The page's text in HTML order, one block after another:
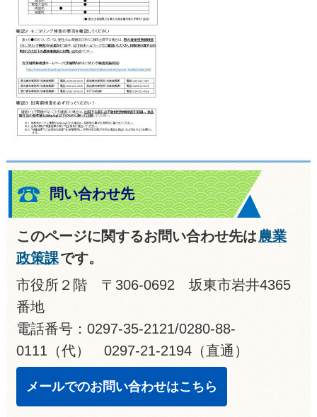
問い合わせ先
このページに関するお問い合わせ先は農業
政策課です。
市役所２階 〒306-0692 坂東市岩井4365
番地
電話番号：0297-35-2121/0280-88-
0111（代） 0297-21-2194（直通）
メールでのお問い合わせはこちら